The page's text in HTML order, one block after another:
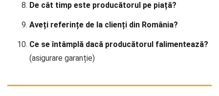
De cât timp este producătorul pe piață?
Aveți referințe de la clienți din România?
Ce se întâmplă dacă producătorul falimentează?
(asigurare garanție)